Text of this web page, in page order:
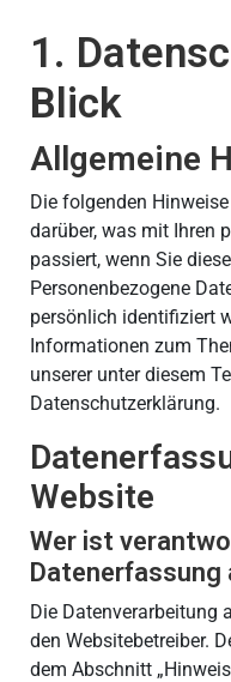
1.
Blick
Allgemeine
Die folgenden
darüber, was mit Ihren
passiert, wenn Sie
Personenbezogene
persönlich identifiziert
Informationen zum
unserer unter diesem
Datenschutzerklärung.
Website
Wer ist
Datenerfassung
Die Datenverarbeitung
den Websitebetreiber.
dem Abschnitt